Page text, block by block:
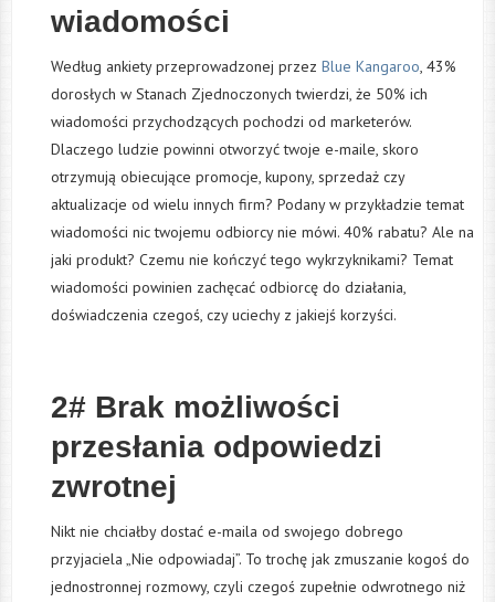
wiadomości
Według ankiety przeprowadzonej przezBlue Kangaroo,43%
dorosłych w Stanach Zjednoczonych twierdzi, że 50% ich
wiadomości przychodzących pochodzi od marketerów.
Dlaczego ludzie powinni otworzyć twoje e-maile, skoro
otrzymują obiecujące promocje, kupony, sprzedaż czy
aktualizacje od wielu innych firm? Podany w przykładzie temat
wiadomości nic twojemu odbiorcy nie mówi. 40% rabatu? Ale na
jaki produkt? Czemu nie kończyć tego wykrzyknikami? Temat
wiadomości powinien zachęcać odbiorcę do działania,
doświadczenia czegoś, czy uciechy z jakiejś korzyści.
2# Brak możliwości
przesłania odpowiedzi
zwrotnej
Nikt nie chciałby dostać e-maila od swojego dobrego
przyjaciela „Nie odpowiadaj”. To trochę jak zmuszanie kogoś do
jednostronnej rozmowy, czyli czegoś zupełnie odwrotnego niż